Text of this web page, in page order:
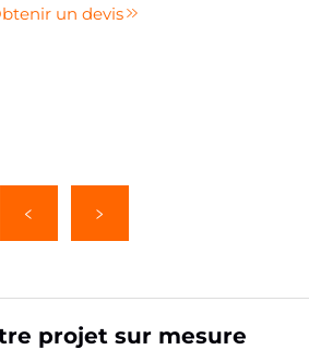
un devis
projet sur mesure